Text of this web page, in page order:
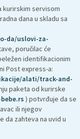
kurirskim servisom
dana u skladu sa
da/uslovi-za-
poručilac će
identifikacionim
Post express-a:
alati/track-and-
paketa od kurirske
) potvrđuje da se
ili njegov
da zahteva na uvid u